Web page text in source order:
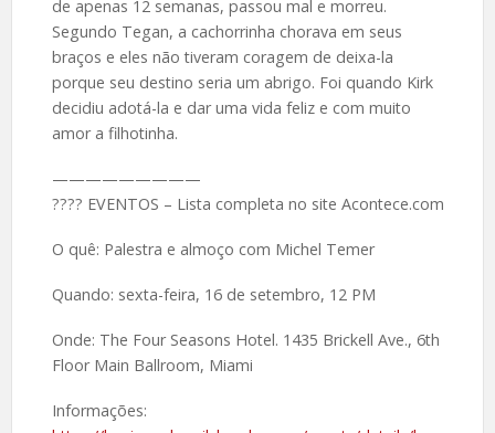
de apenas 12 semanas, passou mal e morreu.
Segundo Tegan, a cachorrinha chorava em seus
braços e eles não tiveram coragem de deixa-la
porque seu destino seria um abrigo. Foi quando Kirk
decidiu adotá-la e dar uma vida feliz e com muito
amor a filhotinha.
—————————
???? EVENTOS – Lista completa no site Acontece.com
O quê: Palestra e almoço com Michel Temer
Quando: sexta-feira, 16 de setembro, 12 PM
Onde: The Four Seasons Hotel. 1435 Brickell Ave., 6th
Floor Main Ballroom, Miami
Informações: